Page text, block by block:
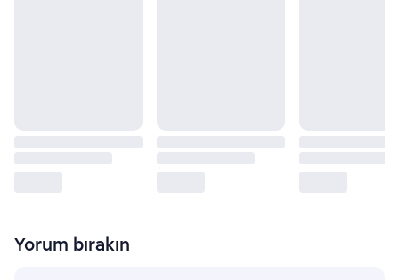
Yorum bırakın